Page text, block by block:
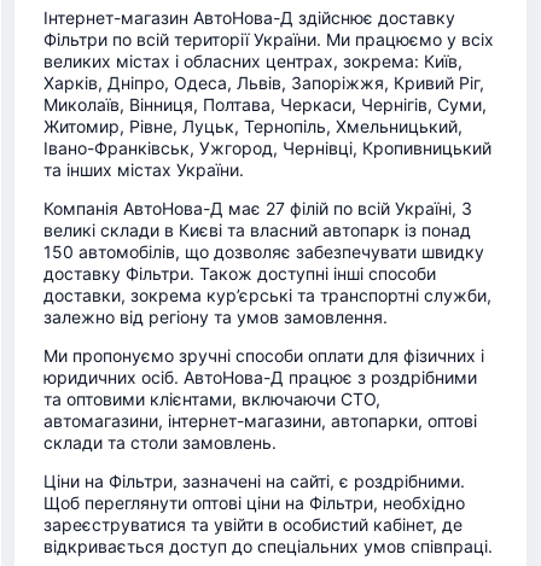
Інтернет-магазин АвтоНова-Д здійснює доставку
Фільтри по всій території України. Ми працюємо у всіх
великих містах і обласних центрах, зокрема: Київ,
Харків, Дніпро, Одеса, Львів, Запоріжжя, Кривий Ріг,
Миколаїв, Вінниця, Полтава, Черкаси, Чернігів, Суми,
Житомир, Рівне, Луцьк, Тернопіль, Хмельницький,
Івано-Франківськ, Ужгород, Чернівці, Кропивницький
та інших містах України.
Компанія АвтоНова-Д має 27 філій по всій Україні, 3
великі склади в Києві та власний автопарк із понад
150 автомобілів, що дозволяє забезпечувати швидку
доставку Фільтри. Також доступні інші способи
доставки, зокрема кур’єрські та транспортні служби,
залежно від регіону та умов замовлення.
Ми пропонуємо зручні способи оплати для фізичних і
юридичних осіб. АвтоНова-Д працює з роздрібними
та оптовими клієнтами, включаючи СТО,
автомагазини, інтернет-магазини, автопарки, оптові
склади та столи замовлень.
Ціни на Фільтри, зазначені на сайті, є роздрібними.
Щоб переглянути оптові ціни на Фільтри, необхідно
зареєструватися та увійти в особистий кабінет, де
відкривається доступ до спеціальних умов співпраці.